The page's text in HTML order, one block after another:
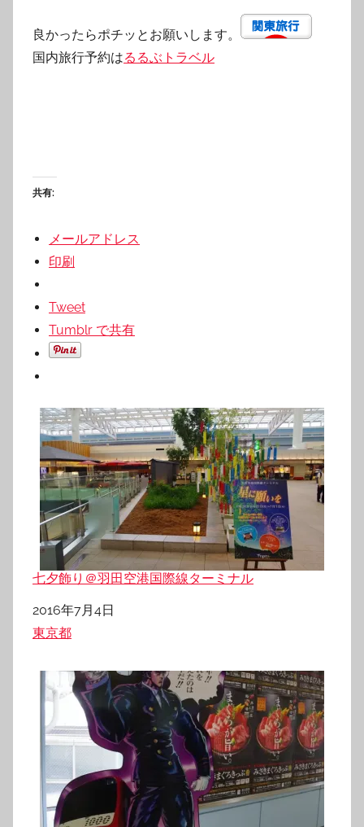
良かったらポチッとお願いします。
国内旅行予約はるるぶトラベル
共有:
メールアドレス
印刷
Tweet
Tumblr で共有
七夕飾り＠羽田空港国際線ターミナル
日付
2016年7月4日
関連理由
東京都